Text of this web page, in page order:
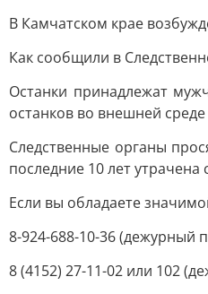
В Камчатском крае
Как сообщили в
Останки принадлежат
останков во внешней
Следственные органы
последние 10 лет утрачена
Если вы обладаете
8-924-688-10-36 (дежурный
8 (4152) 27-11-02 или 102